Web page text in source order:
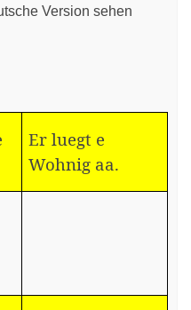
Version sehen
Er luegt e
Wohnig aa.